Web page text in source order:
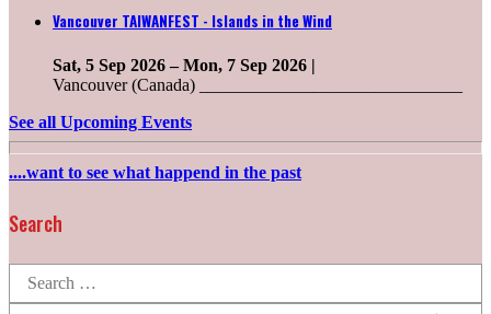
Vancouver TAIWANFEST - Islands in the Wind
Sat, 5 Sep 2026– Mon, 7 Sep 2026 |
Vancouver (Canada) ______________________________
See all Upcoming Events
....want to see what happend in the past
Search
for: